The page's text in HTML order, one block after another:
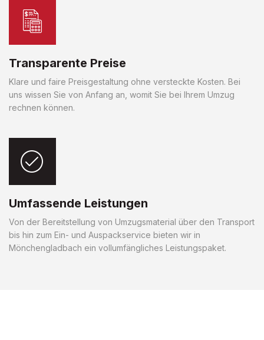
Transparente Preise
Klare und faire Preisgestaltung ohne versteckte Kosten. Bei
uns wissen Sie von Anfang an, womit Sie bei Ihrem Umzug
rechnen können.
Umfassende Leistungen
Von der Bereitstellung von Umzugsmaterial über den Transport
bis hin zum Ein- und Auspackservice bieten wir in
Mönchengladbach ein vollumfängliches Leistungspaket.